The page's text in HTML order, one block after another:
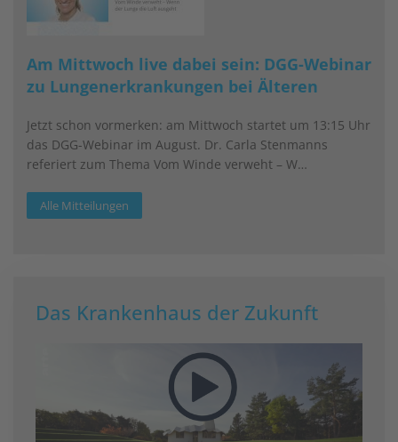
Am Mittwoch live dabei sein: DGG-Webinar
zu Lungenerkrankungen bei Älteren
Jetzt schon vormerken: am Mittwoch startet um 13:15 Uhr
das DGG-Webinar im August. Dr. Carla Stenmanns
referiert zum Thema Vom Winde verweht – W…
Alle Mitteilungen
Das Krankenhaus der Zukunft